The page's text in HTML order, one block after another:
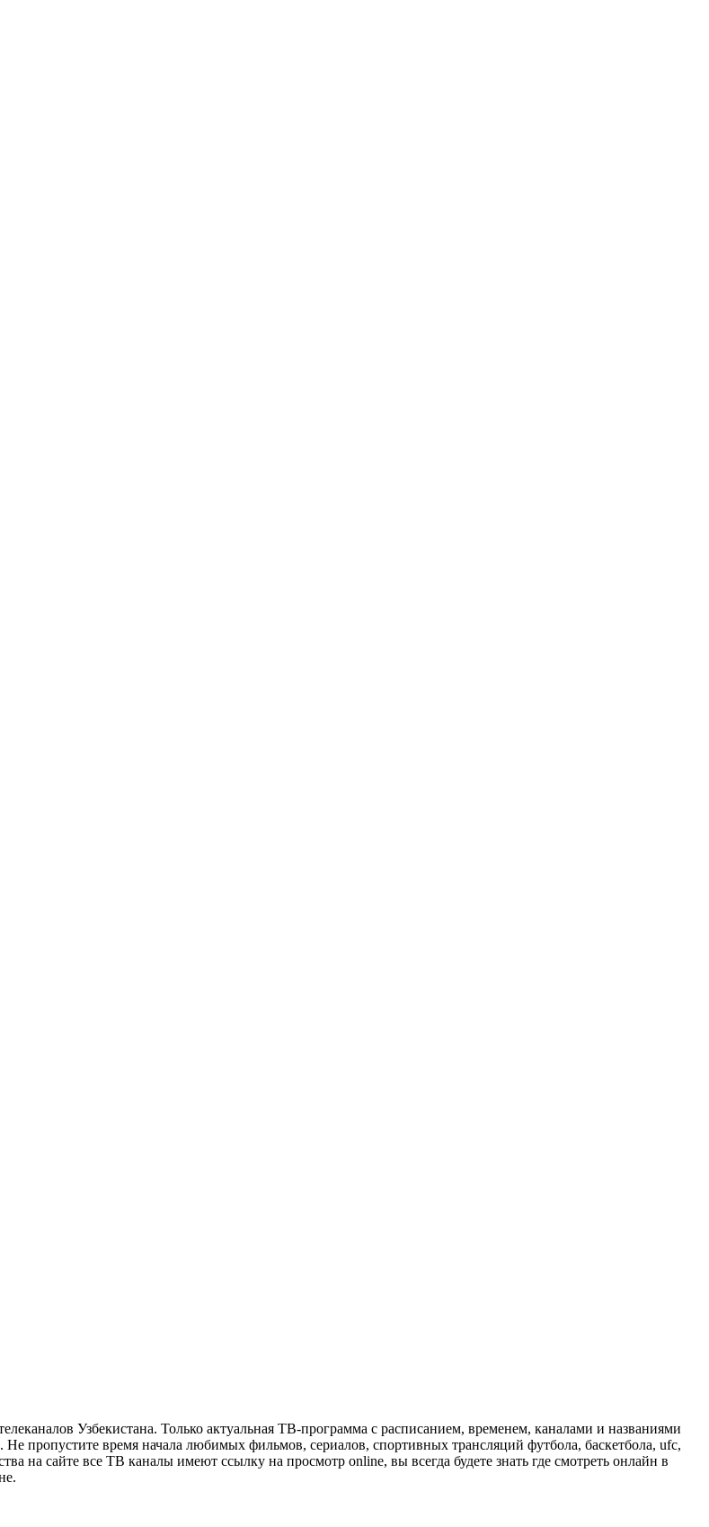
Узбекистана. Только актуальная ТВ-программа с расписанием, временем, каналами и названиями
пропустите время начала любимых фильмов, сериалов, спортивных трансляций футбола, баскетбола, ufc,
на сайте все ТВ каналы имеют ссылку на просмотр online, вы всегда будете знать где смотреть онлайн в